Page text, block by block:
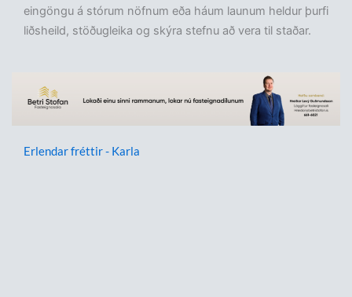
eingöngu á stórum nöfnum eða háum launum heldur þurfi
liðsheild, stöðugleika og skýra stefnu að vera til staðar.
Erlendar fréttir - Karla